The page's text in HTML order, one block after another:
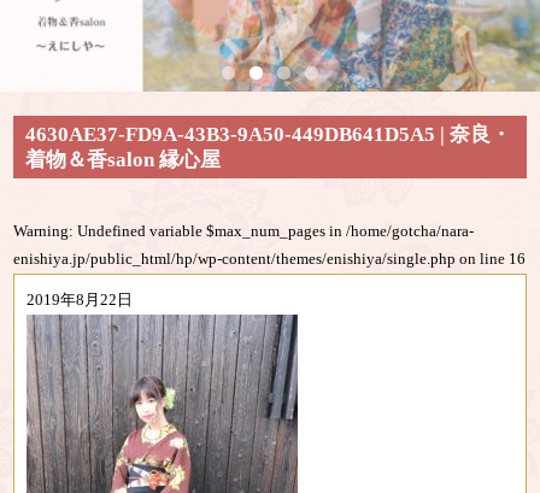
4630AE37-FD9A-43B3-9A50-449DB641D5A5 | 奈良・
着物＆香salon 縁心屋
Warning: Undefined variable $max_num_pages in/home/gotcha/nara-
enishiya.jp/public_html/hp/wp-content/themes/enishiya/single.php on line 16
2019年8月22日